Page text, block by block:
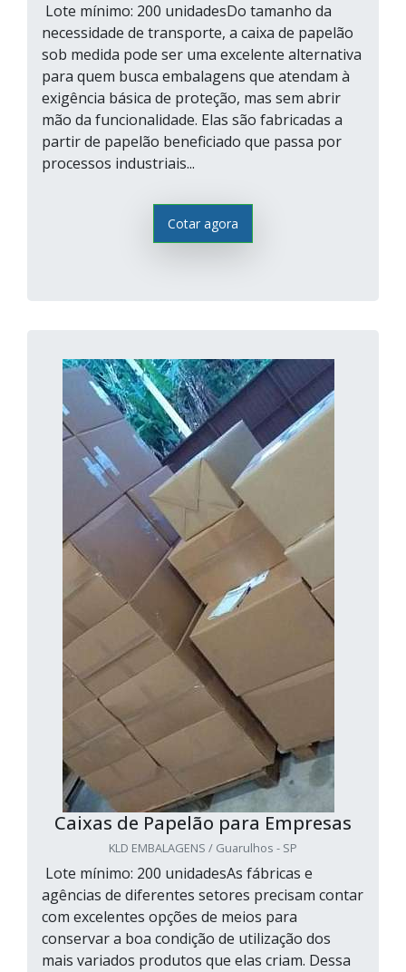
Lote mínimo: 200 unidadesDo tamanho da
necessidade de transporte, a caixa de papelão
sob medida pode ser uma excelente alternativa
para quem busca embalagens que atendam à
exigência básica de proteção, mas sem abrir
mão da funcionalidade. Elas são fabricadas a
partir de papelão beneficiado que passa por
processos industriais...
Cotar agora
Caixas de Papelão para Empresas
KLD EMBALAGENS / Guarulhos - SP
Lote mínimo: 200 unidadesAs fábricas e
agências de diferentes setores precisam contar
com excelentes opções de meios para
conservar a boa condição de utilização dos
mais variados produtos que elas criam. Dessa